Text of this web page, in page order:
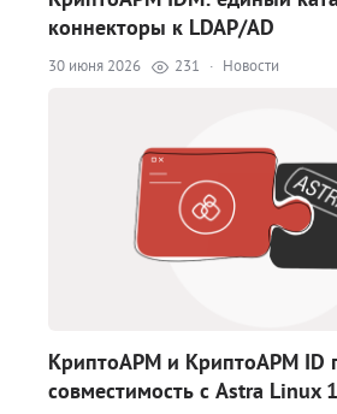
коннекторы к LDAP/AD
30 июня 2026 231 · Новости
КриптоАРМ и КриптоАРМ ID
совместимость с Astra Linux